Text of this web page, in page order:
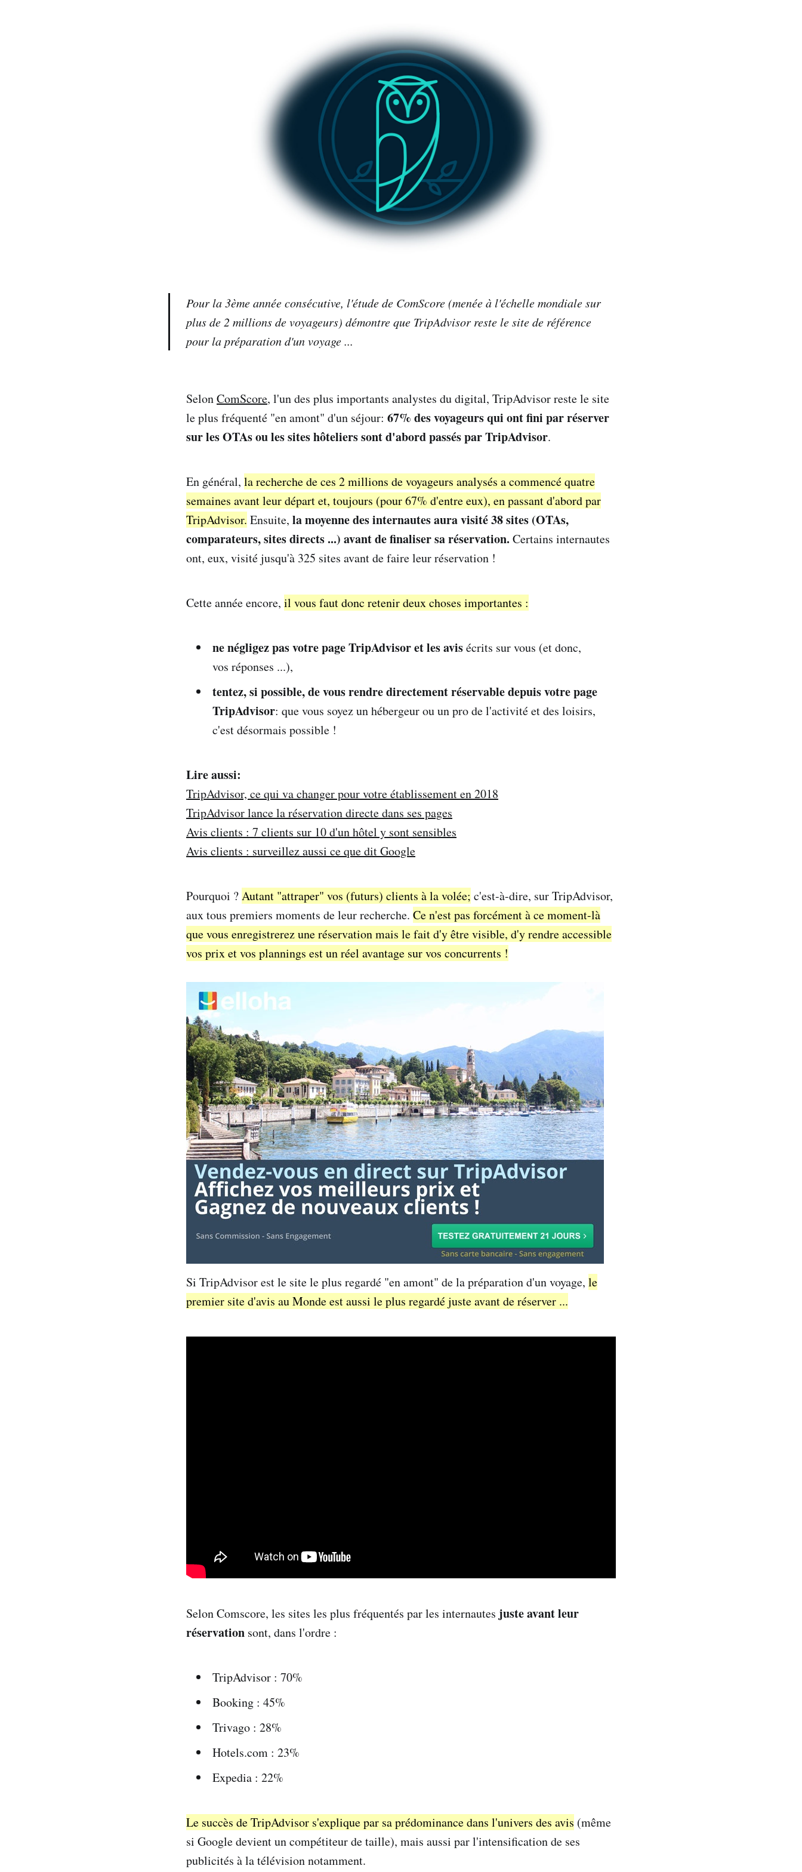
Pour la 3ème année consécutive, l'étude de ComScore (menée à l'échelle mondiale sur
plus de 2 millions de voyageurs) démontre que TripAdvisor reste le site de référence
pour la préparation d'un voyage ...
SelonComScore, l'un des plus importants analystes du digital, TripAdvisor reste le site
le plus fréquenté "en amont" d'un séjour: 67% des voyageurs qui ont fini par réserver
sur les OTAs ou les sites hôteliers sont d'abord passés par TripAdvisor.
En général, la recherche de ces 2 millions de voyageurs analysés a commencé quatre
semaines avant leur départ et, toujours (pour 67% d'entre eux), en passant d'abord par
TripAdvisor. Ensuite, la moyenne des internautes aura visité 38 sites (OTAs,
comparateurs, sites directs ...) avant de finaliser sa réservation. Certains internautes
ont, eux, visité jusqu'à 325 sites avant de faire leur réservation !
Cette année encore, il vous faut donc retenir deux choses importantes :
ne négligez pas votre page TripAdvisor et les avisécrits sur vous (et donc,
vos réponses ...),
tentez, si possible, de vous rendre directement réservable depuis votre page
TripAdvisor: que vous soyez un hébergeur ou un pro de l'activité et des loisirs,
c'est désormais possible !
Lire aussi:
TripAdvisor, ce qui va changer pour votre établissement en 2018
TripAdvisor lance la réservation directe dans ses pages
Avis clients : 7 clients sur 10 d'un hôtel y sont sensibles
Avis clients : surveillez aussi ce que dit Google
Pourquoi ?Autant "attraper" vos (futurs) clients à la volée; c'est-à-dire, sur TripAdvisor,
aux tous premiers moments de leur recherche. Ce n'est pas forcément à ce moment-là
que vous enregistrerez une réservation mais le fait d'y être visible, d'y rendre accessible
vos prix et vos plannings est un réel avantage sur vos concurrents !
Si TripAdvisor est le site le plus regardé "en amont" de la préparation d'un voyage, le
premier site d'avis au Monde est aussi le plus regardé juste avant de réserver ...
Selon Comscore, les sites les plus fréquentés par les internautes juste avant leur
réservation sont, dans l'ordre :
TripAdvisor : 70%
Booking : 45%
Trivago : 28%
Hotels.com : 23%
Expedia : 22%
Le succès de TripAdvisor s'explique par sa prédominance dans l'univers des avis (même
si Google devient un compétiteur de taille), mais aussi par l'intensification de ses
publicités à la télévision notamment.